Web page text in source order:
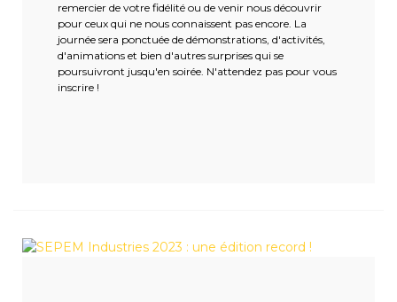
remercier de votre fidélité ou de venir nous découvrir
pour ceux qui ne nous connaissent pas encore. La
journée sera ponctuée de démonstrations, d'activités,
d'animations et bien d'autres surprises qui se
poursuivront jusqu'en soirée. N'attendez pas pour vous
inscrire !